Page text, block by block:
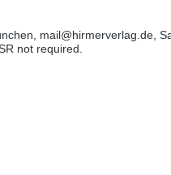
mail@hirmerverlag.de,
not required.